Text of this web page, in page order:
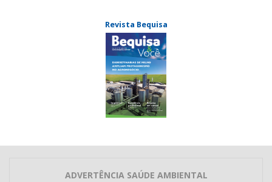
Revista Bequisa
ADVERTÊNCIA SAÚDE AMBIENTAL